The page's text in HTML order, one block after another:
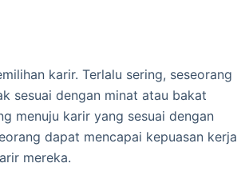
karir. Terlalu sering, seseorang
sesuai dengan minat atau bakat
menuju karir yang sesuai dengan
dapat mencapai kepuasan kerja
mereka.